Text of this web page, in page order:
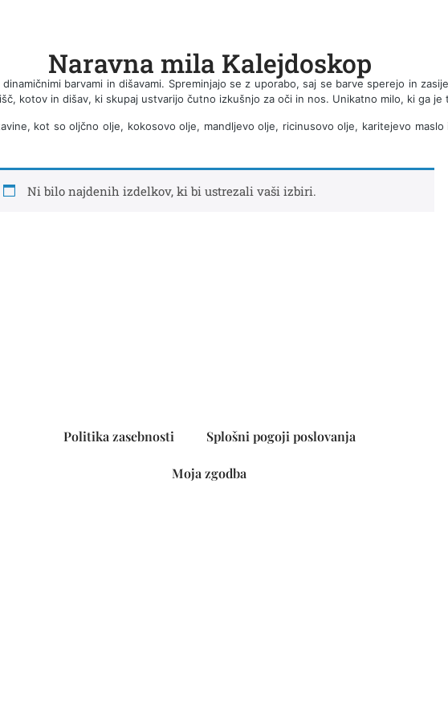
Naravna mila Kalejdoskop
barvami in dišavami. Spreminjajo se z uporabo, saj se barve sperejo in
kotov in dišav, ki skupaj ustvarijo čutno izkušnjo za oči in nos. Unikatno milo, ki ga je
kot so oljčno olje, kokosovo olje, mandljevo olje, ricinusovo olje, karitejevo
Ni bilo najdenih izdelkov, ki bi ustrezali vaši izbiri.
Politika zasebnosti Splošni pogoji poslovanja
Moja zgodba